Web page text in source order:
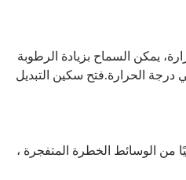
للهواء 50 في المائة. وعند انخفاض درجة الحرارة، يمكن السماح بزيادة الرطوبة
من الوسائط الخطرة المتفجرة ،